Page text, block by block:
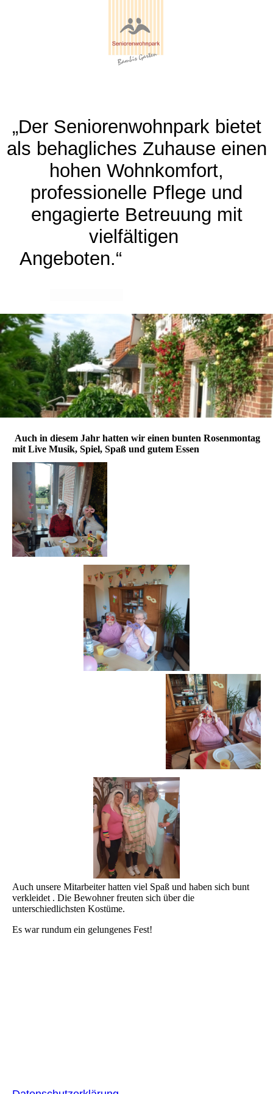
„Der Seniorenwohnpark bietet
als behagliches Zuhause einen
hohen Wohnkomfort,
professionelle Pflege und
engagierte Betreuung mit
vielfältigen
Angeboten.“
Auch in diesem Jahr hatten wir einen bunten Rosenmontag
mit Live Musik, Spiel, Spaß und gutem Essen
Auch unsere Mitarbeiter hatten viel Spaß und haben sich bunt
verkleidet . Die Bewohner freuten sich über die
unterschiedlichsten Kostüme.
Es war rundum ein gelungenes Fest!